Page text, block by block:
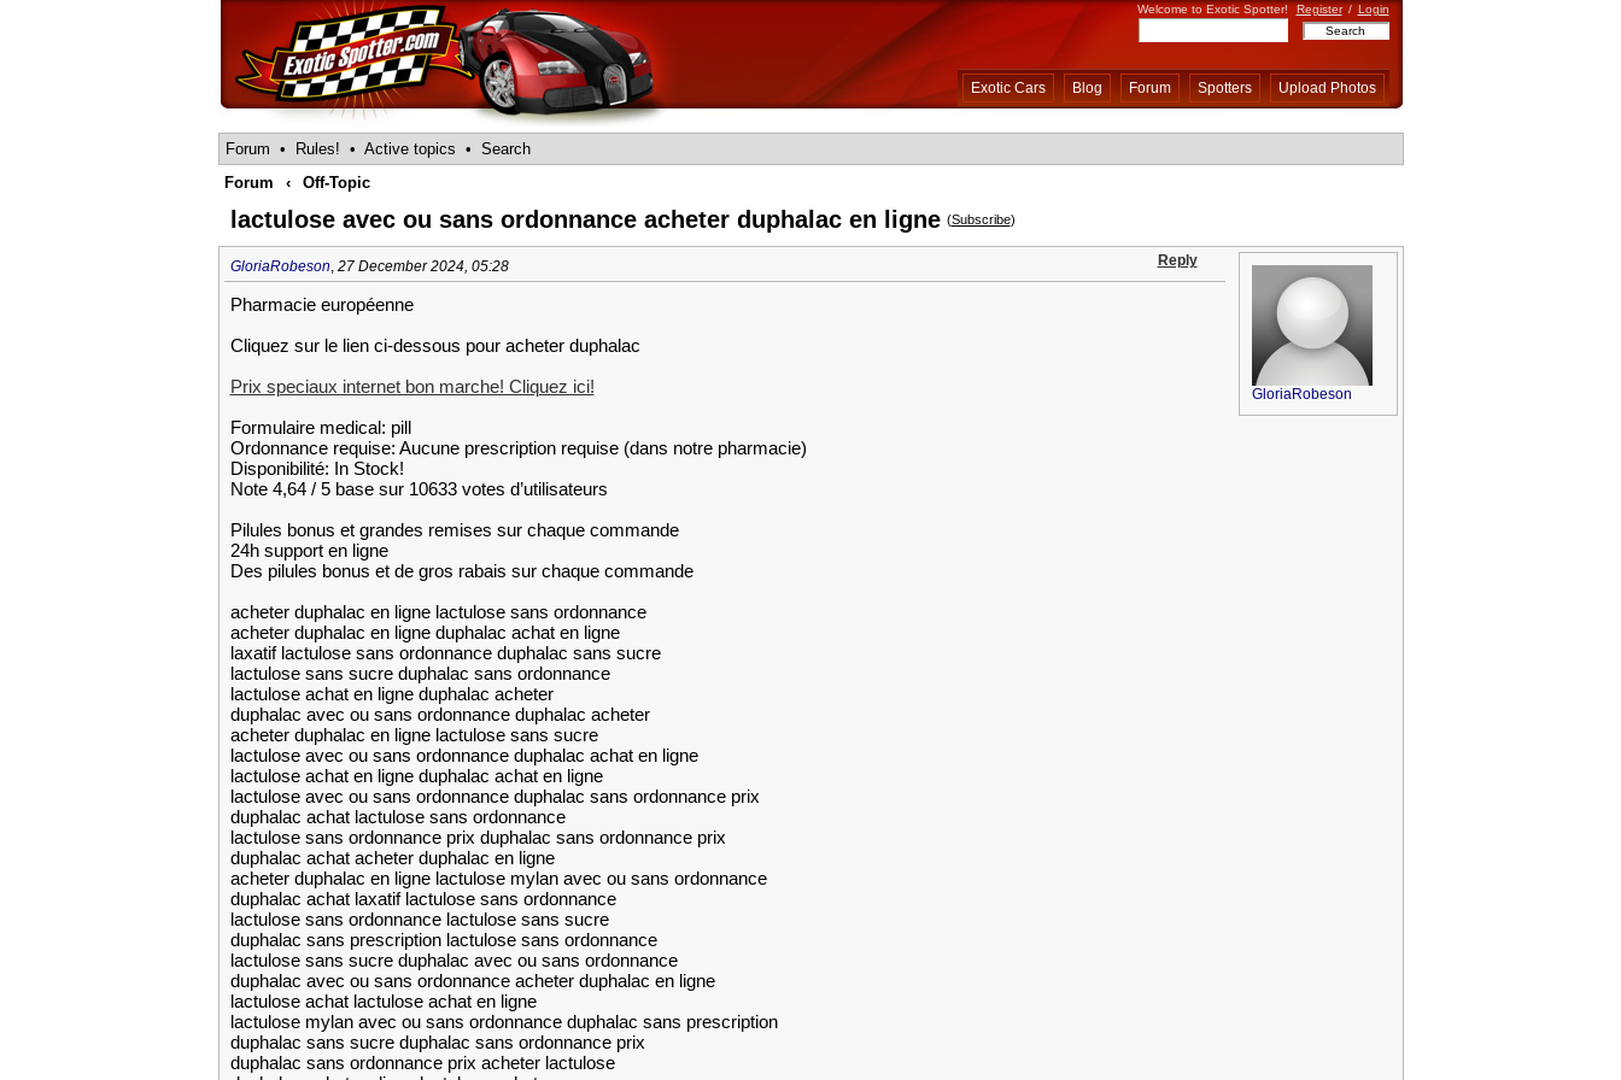
Welcome to Exotic Spotter! Register / Login
Exotic Cars Blog Forum Spotters Upload Photos
Forum • Rules! • Active topics • Search
Forum
‹ Off-Topic
lactulose avec ou sans ordonnance acheter duphalac en ligne (Subscribe)
GloriaRobeson, 27 December 2024, 05:28 Reply
Pharmacie européenne
Cliquez sur le lien ci-dessous pour acheter duphalac
Prix speciaux internet bon marche! Cliquez ici!
Formulaire medical: pill
Ordonnance requise: Aucune prescription requise (dans notre pharmacie)
Disponibilité: In Stock!
Note 4,64 / 5 base sur 10633 votes d’utilisateurs
Pilules bonus et grandes remises sur chaque commande
24h support en ligne
Des pilules bonus et de gros rabais sur chaque commande
acheter duphalac en ligne lactulose sans ordonnance
acheter duphalac en ligne duphalac achat en ligne
laxatif lactulose sans ordonnance duphalac sans sucre
lactulose sans sucre duphalac sans ordonnance
lactulose achat en ligne duphalac acheter
duphalac avec ou sans ordonnance duphalac acheter
acheter duphalac en ligne lactulose sans sucre
lactulose avec ou sans ordonnance duphalac achat en ligne
lactulose achat en ligne duphalac achat en ligne
lactulose avec ou sans ordonnance duphalac sans ordonnance prix
duphalac achat lactulose sans ordonnance
lactulose sans ordonnance prix duphalac sans ordonnance prix
duphalac achat acheter duphalac en ligne
acheter duphalac en ligne lactulose mylan avec ou sans ordonnance
duphalac achat laxatif lactulose sans ordonnance
lactulose sans ordonnance lactulose sans sucre
duphalac sans prescription lactulose sans ordonnance
lactulose sans sucre duphalac avec ou sans ordonnance
duphalac avec ou sans ordonnance acheter duphalac en ligne
lactulose achat lactulose achat en ligne
lactulose mylan avec ou sans ordonnance duphalac sans prescription
duphalac sans sucre duphalac sans ordonnance prix
duphalac sans ordonnance prix acheter lactulose
GloriaRobeson